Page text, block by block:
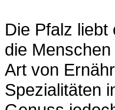
Die Pfalz
die
Art von
Spezialitäten